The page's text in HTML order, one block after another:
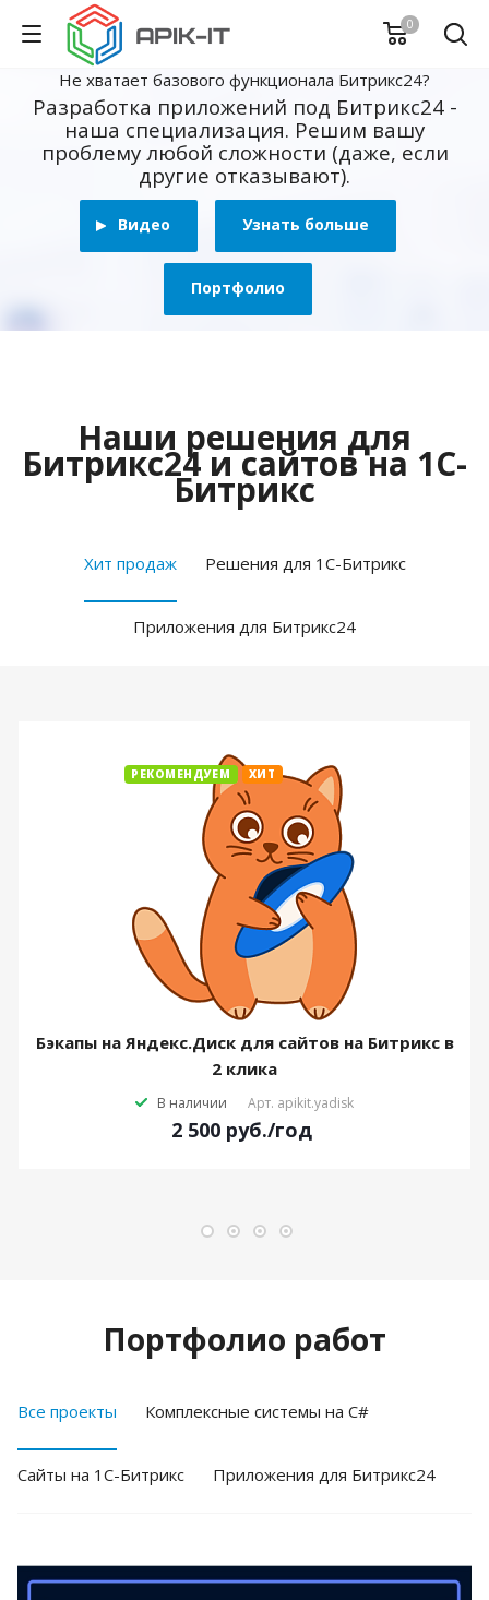
0
Не хватает базового функционала Битрикс24?
Разработка приложений под Битрикс24 -
наша специализация. Решим вашу
проблему любой сложности (даже, если
другие отказывают).
Видео Узнать больше
Портфолио
Наши решения для
Битрикс24 и сайтов на 1С-
Битрикс
Хит продаж Решения для 1С-Битрикс
Приложения для Битрикс24
РЕКОМЕНДУЕМ ХИТ
Бэкапы на Яндекс.Диск для сайтов на Битрикс в
2 клика
В наличии Арт. apikit.yadisk
2 500 руб./год
Портфолио работ
Все проекты Комплексные системы на C#
Cайты на 1С-Битрикс Приложения для Битрикс24